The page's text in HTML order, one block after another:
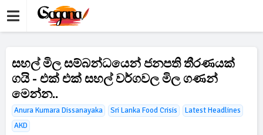
සහල් මිල සම්බන්ධයෙන් ජනපති තීරණයක්
ගයි - එක් එක් සහල් වර්ගවල මිල ගණන්
මෙන්න..
Anura Kumara Dissanayaka Sri Lanka Food Crisis
Latest Headlines
AKD